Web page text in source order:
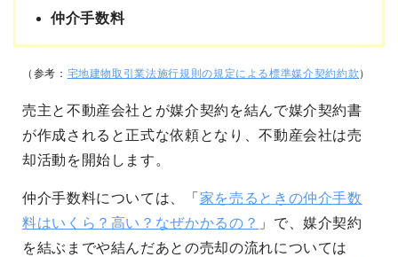
仲介手数料
（参考： 宅地建物取引業法施行規則の規定による標準媒介契約約款 ）
売主と不動産会社とが媒介契約を結んで媒介契約書
が作成されると正式な依頼となり、不動産会社は売
却活動を開始します。
仲介手数料については、「 家を売るときの仲介手数
料はいくら？高い？なぜかかるの？ 」で、媒介契約
を結ぶまでや結んだあとの売却の流れについては